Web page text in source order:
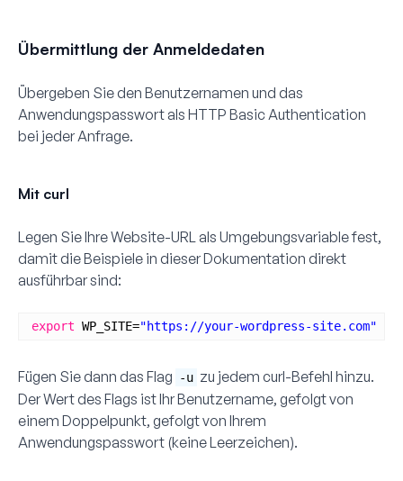
Übermittlung der Anmeldedaten
Übergeben Sie den Benutzernamen und das
Anwendungspasswort als HTTP Basic Authentication
bei jeder Anfrage.
Mit curl
Legen Sie Ihre Website-URL als Umgebungsvariable fest,
damit die Beispiele in dieser Dokumentation direkt
ausführbar sind:
export WP_SITE="https://your-wordpress-site.com"
Fügen Sie dann das Flag -u zu jedem curl-Befehl hinzu.
Der Wert des Flags ist Ihr Benutzername, gefolgt von
einem Doppelpunkt, gefolgt von Ihrem
Anwendungspasswort (keine Leerzeichen).